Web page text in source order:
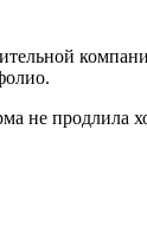
не продлила